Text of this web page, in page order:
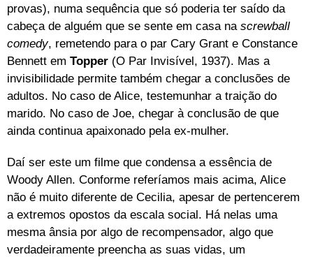
provas), numa sequência que só poderia ter saído da
cabeça de alguém que se sente em casa na screwball
comedy, remetendo para o par Cary Grant e Constance
Bennett em Topper (O Par Invisível, 1937). Mas a
invisibilidade permite também chegar a conclusões de
adultos. No caso de Alice, testemunhar a traição do
marido. No caso de Joe, chegar à conclusão de que
ainda continua apaixonado pela ex-mulher.
Daí ser este um filme que condensa a essência de
Woody Allen. Conforme referíamos mais acima, Alice
não é muito diferente de Cecilia, apesar de pertencerem
a extremos opostos da escala social. Há nelas uma
mesma ânsia por algo de recompensador, algo que
verdadeiramente preencha as suas vidas, um